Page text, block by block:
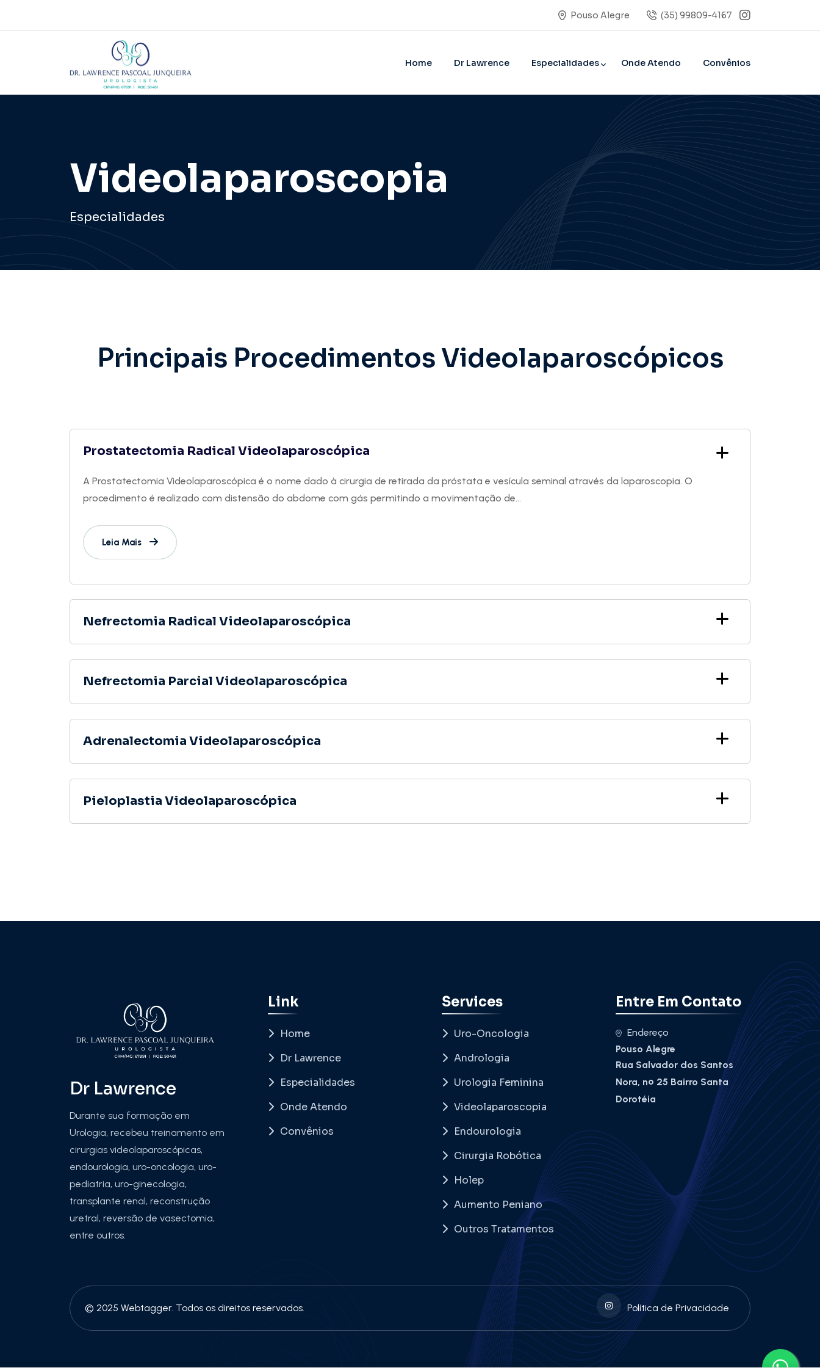
Pouso Alegre (35) 99809-4167
Home Dr Lawrence Especialidades Onde Atendo Convênios
Videolaparoscopia
Especialidades
Principais Procedimentos Videolaparoscópicos
Prostatectomia Radical Videolaparoscópica
A Prostatectomia Videolaparoscópica é o nome dado à cirurgia de retirada da próstata e vesícula seminal através da laparoscopia. O
procedimento é realizado com distensão do abdome com gás permitindo a movimentação de...
Leia Mais
Nefrectomia Radical Videolaparoscópica
Nefrectomia Parcial Videolaparoscópica
Adrenalectomia Videolaparoscópica
Pieloplastia Videolaparoscópica
Dr Lawrence
Durante sua formação em
Urologia, recebeu treinamento em
cirurgias videolaparoscópicas,
endourologia, uro-oncologia, uro-
pediatria, uro-ginecologia,
transplante renal, reconstrução
uretral, reversão de vasectomia,
entre outros.
Link
Home
Dr Lawrence
Especialidades
Onde Atendo
Convênios
Services
Uro-Oncologia
Andrologia
Urologia Feminina
Videolaparoscopia
Endourologia
Cirurgia Robótica
Holep
Aumento Peniano
Outros Tratamentos
Entre Em Contato
Endereço
Pouso Alegre
Rua Salvador dos Santos
Nora, nº 25 Bairro Santa
Dorotéia
© 2025 Webtagger. Todos os direitos reservados. Política de Privacidade